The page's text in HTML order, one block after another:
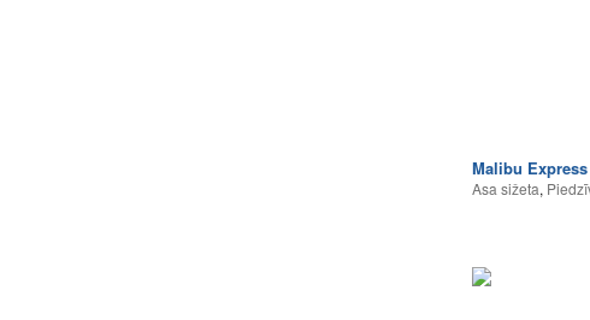
Malibu Express
Asa sižeta,